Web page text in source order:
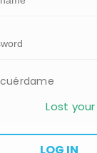
Lost